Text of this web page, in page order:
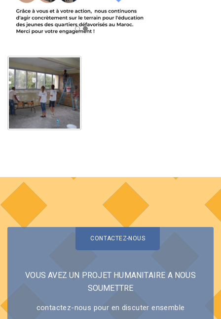
VOUS AVEZ UN PROJET HUMANITAIRE A NOUS
SOUMETTRE
contactez-nous pour en discuter ensemble
CONTACTEZ-NOUS